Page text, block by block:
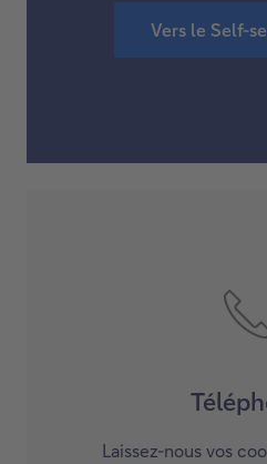
Vers le Self-
Laissez-nous vos